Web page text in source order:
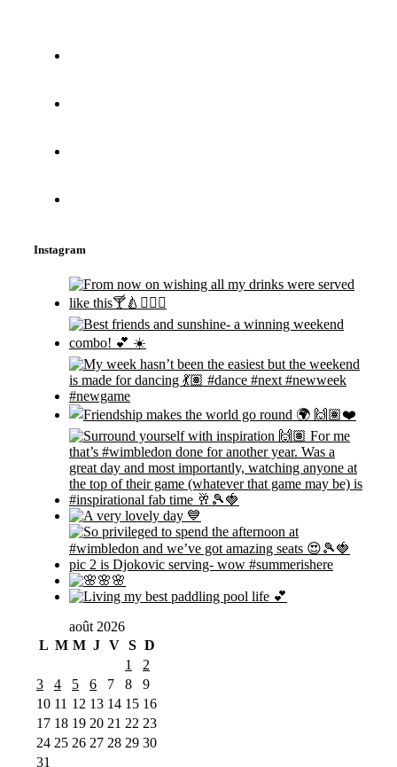
Instagram
août 2026
L M M J V S D
1
2
3
4 5 6 7 8
9
10 11 12 13 14 15 16
17 18 19 20 21 22 23
24 25 26 27 28 29 30
31